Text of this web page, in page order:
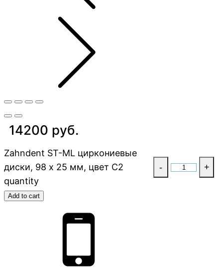
14200 руб.
Zahndent ST-ML циркониевые
диски, 98 х 25 мм, цвет C2
quantity
- +
Add to cart